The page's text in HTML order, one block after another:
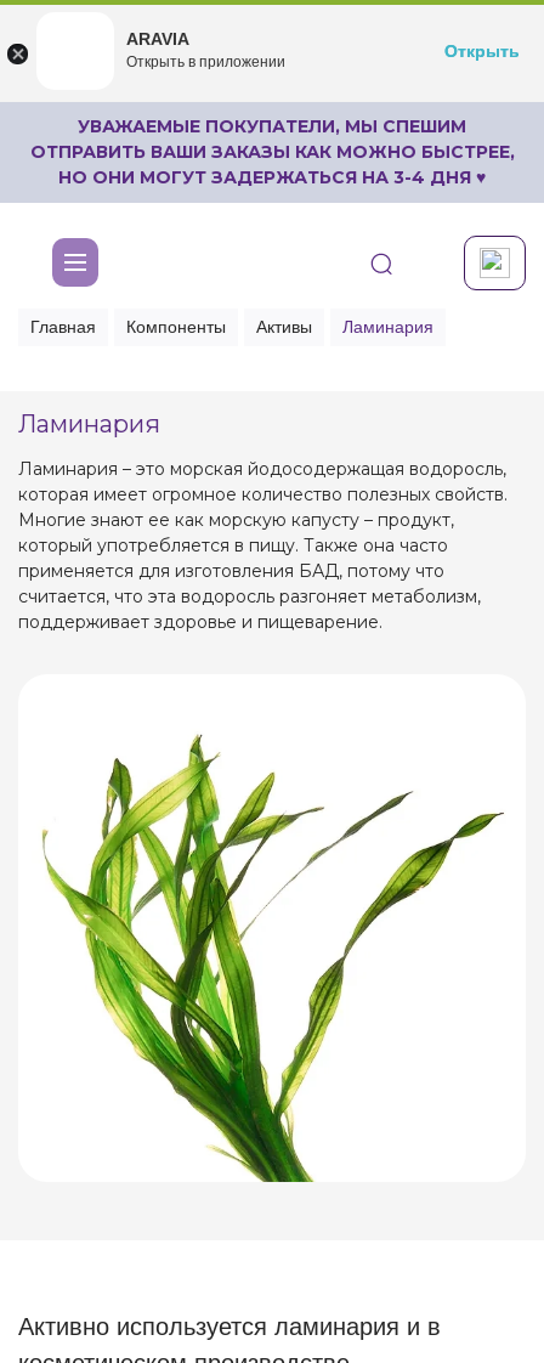
undefined
Бесплатноru.aravia.new
Открыть
УВАЖАЕМЫЕ ПОКУПАТЕЛИ, МЫ СПЕШИМ
ОТПРАВИТЬ ВАШИ ЗАКАЗЫ КАК МОЖНО БЫСТРЕЕ,
НО ОНИ МОГУТ ЗАДЕРЖАТЬСЯ НА 3-4 ДНЯ ♥
Главная Компоненты Активы Ламинария
Ламинария
Ламинария – это морская йодосодержащая водоросль,
которая имеет огромное количество полезных свойств.
Многие знают ее как морскую капусту – продукт,
который употребляется в пищу. Также она часто
применяется для изготовления БАД, потому что
считается, что эта водоросль разгоняет метаболизм,
поддерживает здоровье и пищеварение.
Активно используется ламинария и в
ARAVIA
Открыть в приложении
Открыть